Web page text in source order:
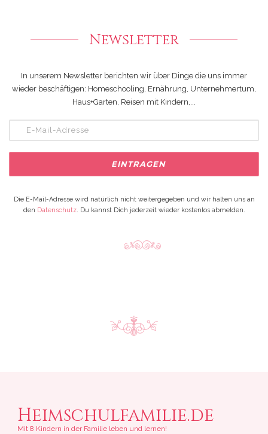
Newsletter
In unserem Newsletter berichten wir über Dinge die uns immer
wieder beschäftigen: Homeschooling, Ernährung, Unternehmertum,
Haus+Garten, Reisen mit Kindern,...
Die E-Mail-Adresse wird natürlich nicht weitergegeben und wir halten uns an
den Datenschutz. Du kannst Dich jederzeit wieder kostenlos abmelden.
Heimschulfamilie.de
Mit 8 Kindern in der Familie leben und lernen!